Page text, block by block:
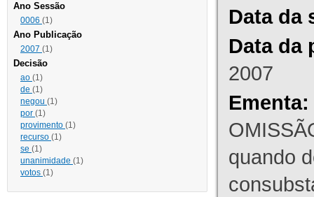
Ano Sessão
0006 (1)
Ano Publicação
2007 (1)
Decisão
ao (1)
de (1)
negou (1)
por (1)
provimento (1)
recurso (1)
se (1)
unanimidade (1)
votos (1)
Data da
Data da
2007
Ementa:
quando